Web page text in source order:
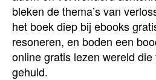
bleken de thema’s van
het boek diep bij ebooks
resoneren, en boden een
online gratis lezen wereld
gehuld.